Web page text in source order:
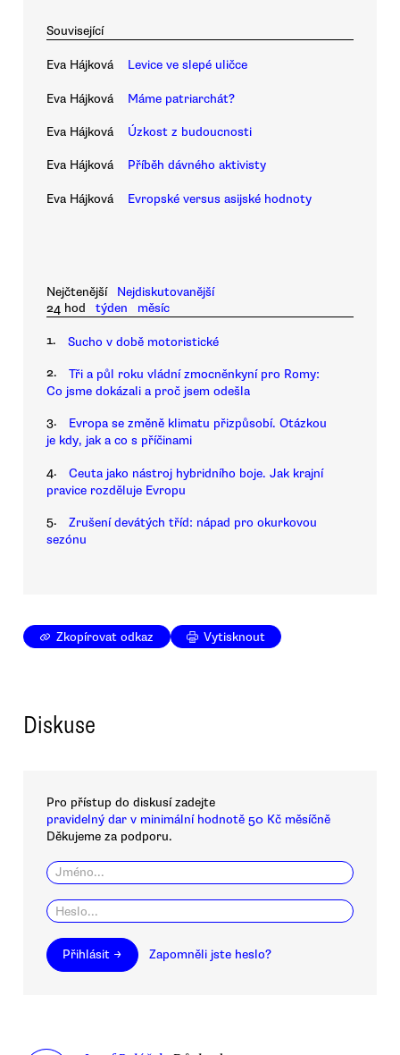
Související
Eva Hájková Levice ve slepé uličce
Eva Hájková Máme patriarchát?
Eva Hájková Úzkost z budoucnosti
Eva Hájková Příběh dávného aktivisty
Eva Hájková Evropské versus asijské hodnoty
Nejčtenější
Nejdiskutovanější
24 hod
týden měsíc
1. Sucho v době motoristické
2.
Tři a půl roku vládní zmocněnkyní pro Romy:
Co jsme dokázali a proč jsem odešla
3.
Evropa se změně klimatu přizpůsobí. Otázkou
je kdy, jak a co s příčinami
4.
Ceuta jako nástroj hybridního boje. Jak krajní
pravice rozděluje Evropu
5.
Zrušení devátých tříd: nápad pro okurkovou
sezónu
Zkopírovat odkaz Vytisknout
Diskuse
Pro přístup do diskusí zadejte
pravidelný dar v minimální hodnotě 50 Kč měsíčně
Děkujeme za podporu.
Přihlásit → Zapomněli jste heslo?